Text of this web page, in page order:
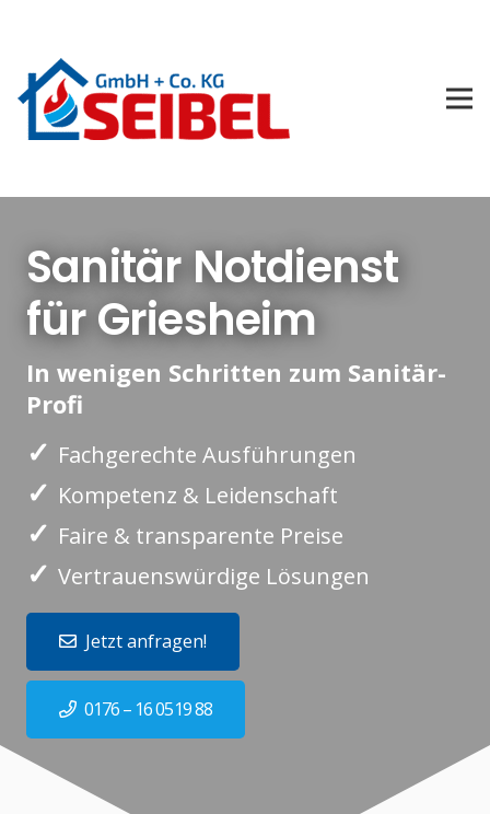
Sanitär Notdienst
für Griesheim
In wenigen Schritten zum Sanitär-
Profi
✓ Fachgerechte Ausführungen
✓ Kompetenz & Leidenschaft
✓ Faire & transparente Preise
✓ Vertrauenswürdige Lösungen
Jetzt anfragen!
0176 – 16 0519 88